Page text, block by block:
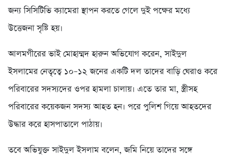
জন্য সিসিটিভি ক্যামেরা স্থাপন করতে গেলে দুই পক্ষের মধ্যে
উত্তেজনা সৃষ্টি হয়।
আলমগীরের ভাই মোহাম্মদ হারুন অভিযোগ করেন, সাইদুল
ইসলামের নেতৃত্বে ১০–১২ জনের একটি দল তাদের বাড়ি ঘেরাও করে
পরিবারের সদস্যদের ওপর হামলা চালায়। এতে তার মা, স্ত্রীসহ
পরিবারের কয়েকজন সদস্য আহত হন। পরে পুলিশ গিয়ে আহতদের
উদ্ধার করে হাসপাতালে পাঠায়।
তবে অভিযুক্ত সাইদুল ইসলাম বলেন, জমি নিয়ে তাদের সঙ্গে